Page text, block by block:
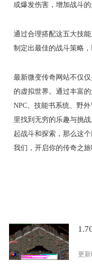
或爆发伤害，增加战斗的
通过合理搭配这五大技
制定出最佳的战斗策略，
最新微变传奇网站不仅
的虚拟世界。通过丰富
NPC、技能书系统、野
里找到无穷的乐趣与挑
起战斗和探索，那么这
我们，开启你的传奇之旅
更